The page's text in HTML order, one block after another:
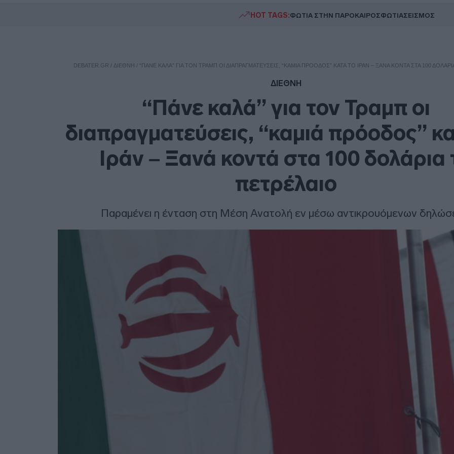
HOT TAGS:ΦΩΤΙΑ ΣΤΗΝ ΠΑΡΟΚΑΙΡΟΣΦΩΤΙΑΣΕΙΣΜΟΣ
DEBATER.GR / ΔΙΕΘΝΗ / “ΠΆΝΕ ΚΑΛΆ” ΓΙΑ ΤΟΝ ΤΡΑΜΠ ΟΙ ΔΙΑΠΡΑΓΜΑΤΕΎΣΕΙΣ, “ΚΑΜΙΆ ΠΡΌΟΔΟΣ” ΚΑΤΆ ΤΟ ΙΡΆΝ – ΞΑΝΆ ΚΟΝΤΆ ΣΤΑ 100
ΔΙΕΘΝΗ
“Πάνε καλά” για τον Τραμπ οι
διαπραγματεύσεις, “καμιά πρόοδος”
Ιράν – Ξανά κοντά στα 100 δολάρια
πετρέλαιο
Παραμένει η ένταση στη Μέση Ανατολή εν μέσω αντικρουόμενων